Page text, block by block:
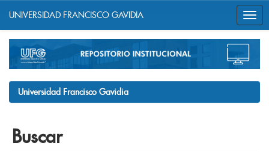
navigation
UNIVERSIDAD FRANCISCO GAVIDIA
Universidad Francisco Gavidia
Buscar